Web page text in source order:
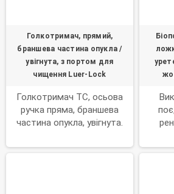
Голкотримач, прямий,
браншева частина опукла /
увігнута, з портом для
чищення Luer-Lock
Голкотримач TC, осьова
ручка пряма, браншева
частина опукла, увігнута.
для системи AlphaDur.